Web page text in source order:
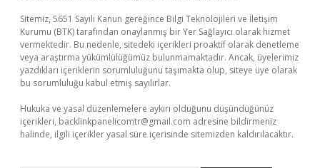
Sitemiz, 5651 Sayılı Kanun gereğince Bilgi Teknolojileri ve İletişim
Kurumu (BTK) tarafından onaylanmış bir Yer Sağlayıcı olarak hizmet
vermektedir. Bu nedenle, sitedeki içerikleri proaktif olarak denetleme
veya araştırma yükümlülüğümüz bulunmamaktadır. Ancak, üyelerimiz
yazdıkları içeriklerin sorumluluğunu taşımakta olup, siteye üye olarak
bu sorumluluğu kabul etmiş sayılırlar.
Hukuka ve yasal düzenlemelere aykırı olduğunu düşündüğünüz
içerikleri, backlinkpanelicomtr@gmail.com adresine bildirmeniz
halinde, ilgili içerikler yasal süre içerisinde sitemizden kaldırılacaktır.